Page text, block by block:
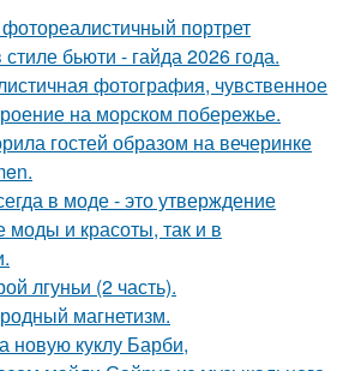
портрет
бьюти - гайда 2026 года.
фотография, чувственное
на морском побережье.
гостей образом на вечеринке
в моде - это утверждение
моды и красоты, так и в
лгуньи (2 часть).
магнетизм.
новую куклу Барби,